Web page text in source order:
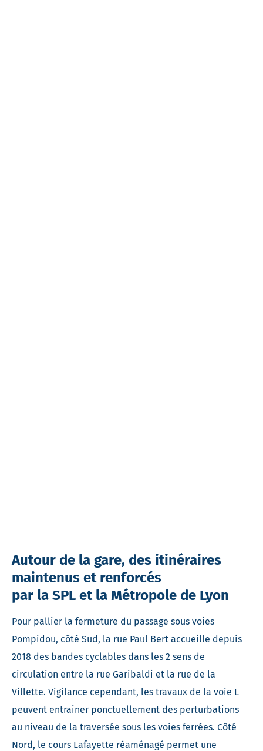
Autour de la gare, des itinéraires
maintenus et renforcés
par la SPL et la Métropole de Lyon
Pour pallier la fermeture du passage sous voies
Pompidou, côté Sud, la rue Paul Bert accueille depuis
2018 des bandes cyclables dans les 2 sens de
circulation entre la rue Garibaldi et la rue de la
Villette. Vigilance cependant, les travaux de la voie L
peuvent entrainer ponctuellement des perturbations
au niveau de la traversée sous les voies ferrées. Côté
Nord, le cours Lafayette réaménagé permet une